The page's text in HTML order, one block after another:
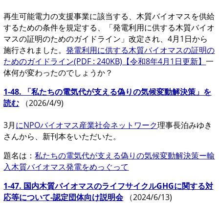
再生可能電力の支援事業に該当する、木質バイオマスを供給
するための条件を規定する、「発電利用に供する木質バイオ
マスの証明のためのガイドライン」改定され、4月1日から
施行されました。発電利用に供する木質バイオマスの証明の
ためのガイドライン(PDF : 240KB)【令和8年4月1日更新】一
体何が変わったのでしょうか？
1-48. 「私たちの電気代が支える偽りの気候変動解決策」を
読む （2026/4/9)
3月にNPOバイオマス産業社会ネットワーク理事長泊みゆき
さんから、新刊本をいただいた。
題名は：私たちの電気代が支える偽りの気候変動解決策ー輸
入木質バイオマス発電をめっぐって
1-47. 国内木質バイオマスのライフサイクルGHGに関する対
応等について-認定団体向け説明会（2024/6/13)